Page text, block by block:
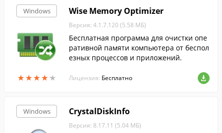
Windows
★★★★★
★★★★★
Wise Memory Optimizer
Версия: 4.1.7.120 (5.58 МБ)
Бесплатная программа для очистки опе
ративной памяти компьютера от беспол
езных процессов и приложений.
Лицензия: Бесплатно
Windows CrystalDiskInfo
Версия: 8.17.11 (5.04 МБ)